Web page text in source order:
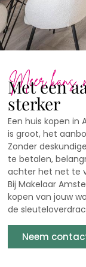
Met een
sterker
Een huis kopen in
is groot, het
Zonder
te betalen,
achter het net te
Bij Makelaar
kopen van jouw
de
Neem